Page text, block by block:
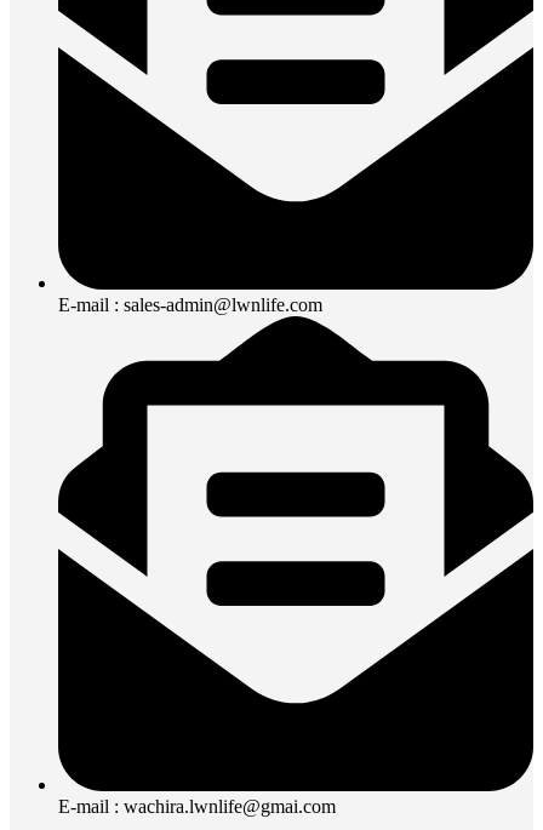
E-mail : sales-admin@lwnlife.com
E-mail : wachira.lwnlife@gmai.com